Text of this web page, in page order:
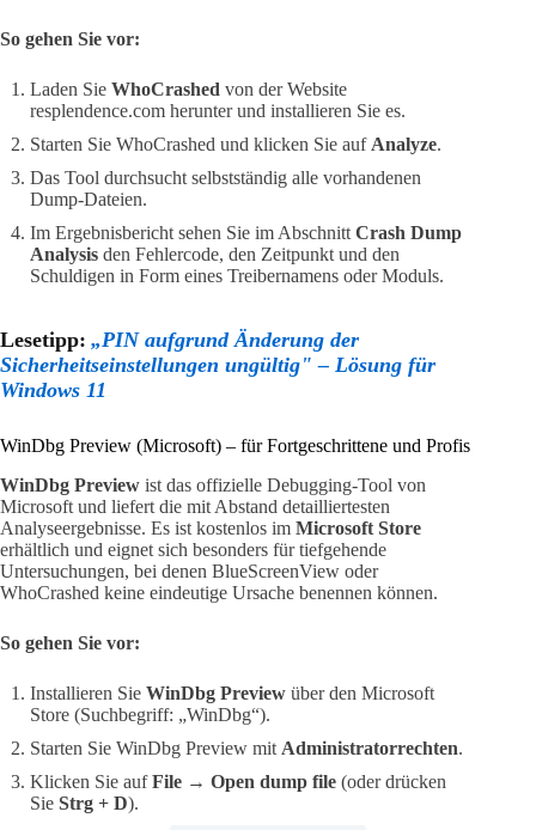
So gehen Sie vor:
Laden Sie WhoCrashed von der Website
resplendence.com herunter und installieren Sie es.
Starten Sie WhoCrashed und klicken Sie auf Analyze.
Das Tool durchsucht selbstständig alle vorhandenen
Dump-Dateien.
Im Ergebnisbericht sehen Sie im Abschnitt Crash Dump
Analysis den Fehlercode, den Zeitpunkt und den
Schuldigen in Form eines Treibernamens oder Moduls.
Lesetipp: „PIN aufgrund Änderung der
Sicherheitseinstellungen ungültig" – Lösung für
Windows 11
WinDbg Preview (Microsoft) – für Fortgeschrittene und Profis
WinDbg Preview ist das offizielle Debugging-Tool von
Microsoft und liefert die mit Abstand detailliertesten
Analyseergebnisse. Es ist kostenlos im Microsoft Store
erhältlich und eignet sich besonders für tiefgehende
Untersuchungen, bei denen BlueScreenView oder
WhoCrashed keine eindeutige Ursache benennen können.
So gehen Sie vor:
Installieren Sie WinDbg Preview über den Microsoft
Store (Suchbegriff: „WinDbg“).
Starten Sie WinDbg Preview mit Administratorrechten.
Klicken Sie aufFile → Open dump file (oder drücken
Sie Strg + D).